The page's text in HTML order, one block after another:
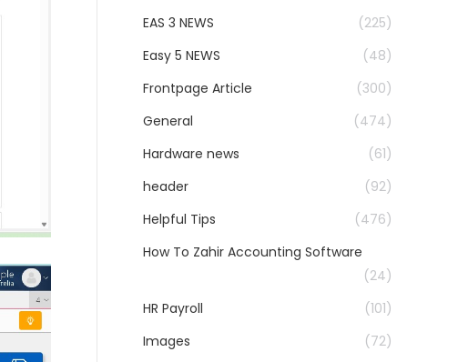
EAS 3 NEWS
(225)
Easy 5 NEWS
(48)
Frontpage Article
(300)
General
(474)
Hardware news
(61)
header
(92)
Helpful Tips
(476)
How To Zahir Accounting Software
(24)
HR Payroll
(101)
Images
(72)